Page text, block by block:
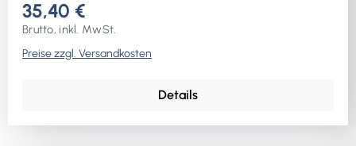
35,40 €
Brutto, inkl. MwSt.
Preise zzgl. Versandkosten
Details